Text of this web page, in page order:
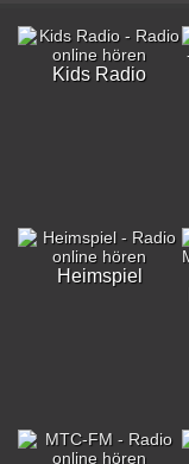
Kids Radio
Heimspiel